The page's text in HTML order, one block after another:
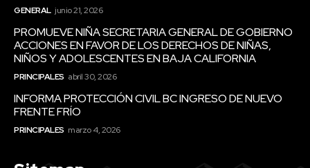
GENERAL junio 21, 2026
PROMUEVE NIÑA SECRETARIA GENERAL DE GOBIERNO
ACCIONES EN FAVOR DE LOS DERECHOS DE NIÑAS,
NIÑOS Y ADOLESCENTES EN BAJA CALIFORNIA
PRINCIPALES abril 30, 2026
INFORMA PROTECCIÓN CIVIL BC INGRESO DE NUEVO
FRENTE FRÍO
PRINCIPALES marzo 4, 2026